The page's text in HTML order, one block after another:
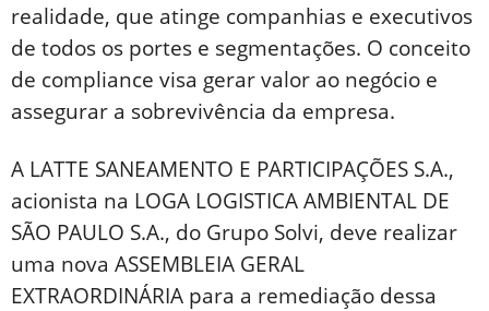
realidade, que atinge companhias e executivos
de todos os portes e segmentações. O conceito
de compliance visa gerar valor ao negócio e
assegurar a sobrevivência da empresa.
A LATTE SANEAMENTO E PARTICIPAÇÕES S.A.,
acionista na LOGA LOGISTICA AMBIENTAL DE
SÃO PAULO S.A., do Grupo Solvi, deve realizar
uma nova ASSEMBLEIA GERAL
EXTRAORDINÁRIA para a remediação dessa